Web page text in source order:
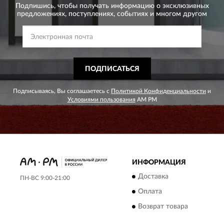
Подпишись, чтобы получать информацию о эксклюзивных
предложениях, поступлениях, событиях и многом другом
ПОДПИСАТЬСЯ
Подписываясь, Вы соглашаетесь с Политикой Конфиденциальности и
Условиями пользования AM PM
ПН-ВС 9:00-21:00
ИНФОРМАЦИЯ
Доставка
Оплата
Возврат товара